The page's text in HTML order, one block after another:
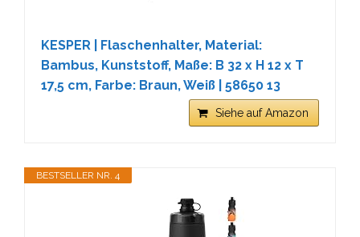
KESPER | Flaschenhalter, Material:
Bambus, Kunststoff, Maße: B 32 x H 12 x T
17,5 cm, Farbe: Braun, Weiß | 58650 13
Siehe auf Amazon
BESTSELLER NR. 4